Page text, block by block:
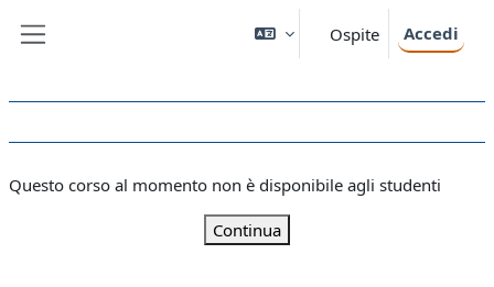
Ospite Accedi
Questo corso al momento non è disponibile agli studenti
Continua